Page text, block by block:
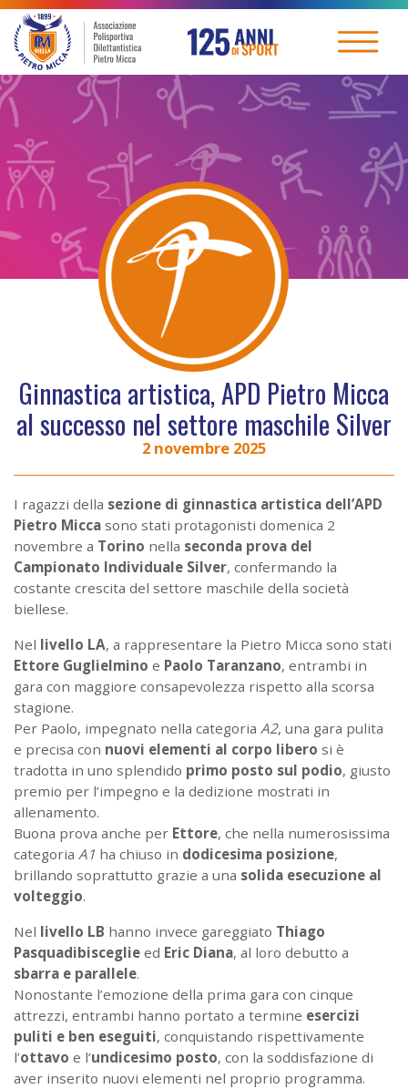
Ginnastica artistica, APD Pietro Micca
al successo nel settore maschile Silver
2 novembre 2025
I ragazzi della sezione di ginnastica artistica dell’APD
Pietro Micca sono stati protagonisti domenica 2
novembre a Torino nella seconda prova del
Campionato Individuale Silver, confermando la
costante crescita del settore maschile della società
biellese.
Nel livello LA, a rappresentare la Pietro Micca sono stati
Ettore Guglielmino e Paolo Taranzano, entrambi in
gara con maggiore consapevolezza rispetto alla scorsa
stagione.
Per Paolo, impegnato nella categoria A2, una gara pulita
e precisa con nuovi elementi al corpo libero si è
tradotta in uno splendido primo posto sul podio, giusto
premio per l’impegno e la dedizione mostrati in
allenamento.
Buona prova anche per Ettore, che nella numerosissima
categoria A1 ha chiuso in dodicesima posizione,
brillando soprattutto grazie a una solida esecuzione al
volteggio.
Nel livello LB hanno invece gareggiato Thiago
Pasquadibisceglie ed Eric Diana, al loro debutto a
sbarra e parallele.
Nonostante l’emozione della prima gara con cinque
attrezzi, entrambi hanno portato a termine esercizi
puliti e ben eseguiti, conquistando rispettivamente
l’ottavo e l’undicesimo posto, con la soddisfazione di
aver inserito nuovi elementi nel proprio programma.